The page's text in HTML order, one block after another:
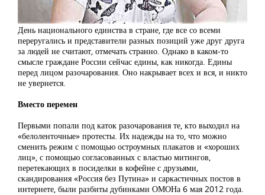
День национального единства в стране, где все со всеми
переругались и представители разных позиций уже друг друга
за людей не считают, отмечать странно. Однако в каком-то
смысле граждане России сейчас едины, как никогда. Едины
перед лицом разочарования. Оно накрывает всех и вся, и никто
не увернется.
Вместо перемен
Первыми попали под каток разочарования те, кто выходил на
«белоленточные» протесты. Их надежды на то, что можно
сменить режим с помощью остроумных плакатов и «хороших
лиц», с помощью согласованных с властью митингов,
перетекающих в посиделки в кофейне с друзьями,
скандирования «Россия без Путина» и саркастичных постов в
интернете, были разбиты дубинками ОМОНа 6 мая 2012 года.